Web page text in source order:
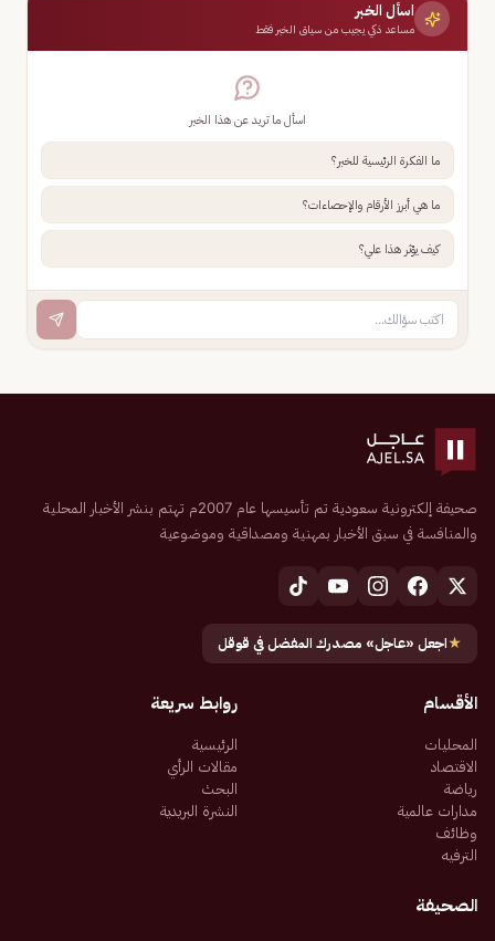
اسأل الخبر
مساعد ذكي يجيب من سياق الخبر فقط
اسأل ما تريد عن هذا الخبر
ما الفكرة الرئيسية للخبر؟
ما هي أبرز الأرقام والإحصاءات؟
كيف يؤثر هذا علي؟
صحيفة إلكترونية سعودية تم تأسيسها عام 2007م تهتم بنشر الأخبار المحلية
والمنافسة في سبق الأخبار بمهنية ومصداقية وموضوعية
★اجعل «عاجل» مصدرك المفضل في قوقل
الأقسام
المحليات
الاقتصاد
رياضة
مدارات عالمية
وظائف
الترفيه
روابط سريعة
الرئيسية
مقالات الرأي
البحث
النشرة البريدية
الصحيفة